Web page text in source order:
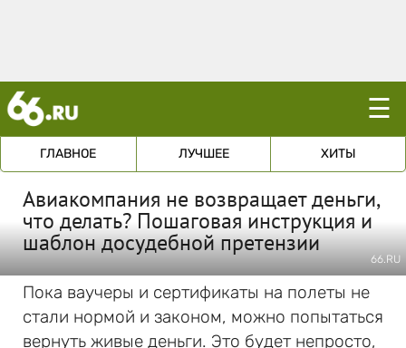
☰
ГЛАВНОЕ ЛУЧШЕЕ ХИТЫ
Авиакомпания не возвращает деньги,
что делать? Пошаговая инструкция и
шаблон досудебной претензии
66.RU
Пока ваучеры и сертификаты на полеты не
стали нормой и законом, можно попытаться
вернуть живые деньги. Это будет непросто,